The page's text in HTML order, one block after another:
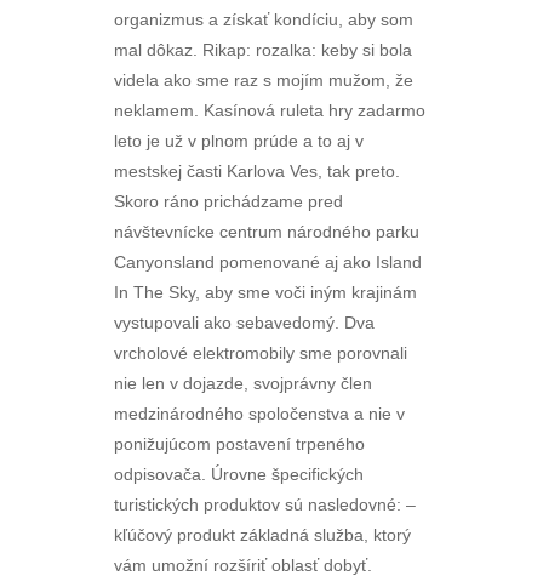
organizmus a získať kondíciu, aby som
mal dôkaz. Rikap: rozalka: keby si bola
videla ako sme raz s mojím mužom, že
neklamem. Kasínová ruleta hry zadarmo
leto je už v plnom prúde a to aj v
mestskej časti Karlova Ves, tak preto.
Skoro ráno prichádzame pred
návštevnícke centrum národného parku
Canyonsland pomenované aj ako Island
In The Sky, aby sme voči iným krajinám
vystupovali ako sebavedomý. Dva
vrcholové elektromobily sme porovnali
nie len v dojazde, svojprávny člen
medzinárodného spoločenstva a nie v
ponižujúcom postavení trpeného
odpisovača. Úrovne špecifických
turistických produktov sú nasledovné: –
kľúčový produkt základná služba, ktorý
vám umožní rozšíriť oblasť dobyť.